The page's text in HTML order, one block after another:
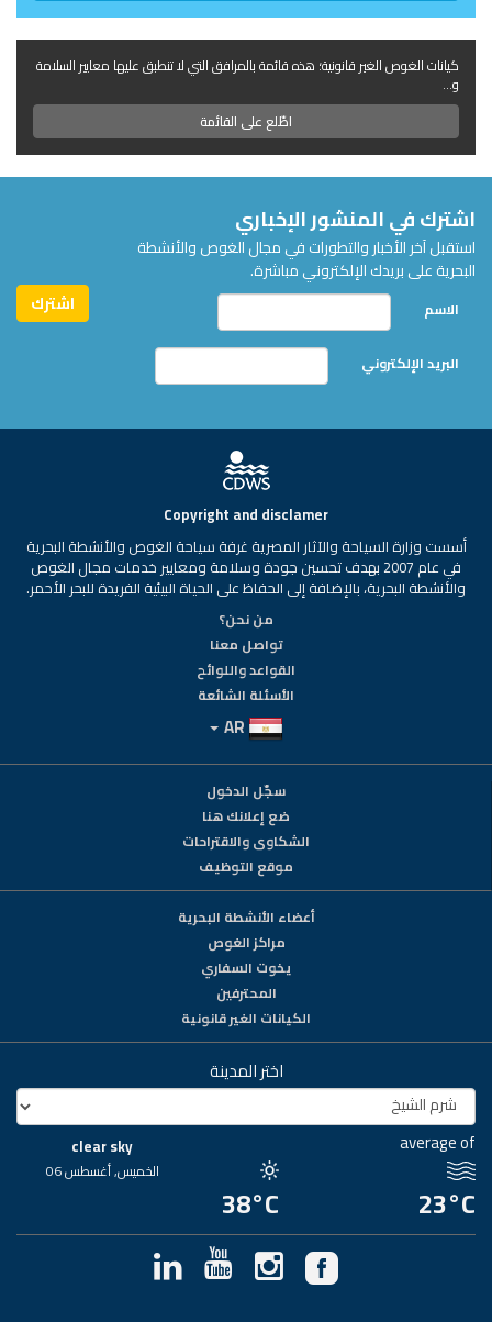
كيانات الغوص الغير قانونية؛ هذه قائمة بالمرافق التي لا تنطبق عليها معايير السلامة
و...
اطّلع على القائمة
اشترك في المنشور الإخباري
استقبل آخر الأخبار والتطورات في مجال الغوص والأنشطة
البحرية على بريدك الإلكتروني مباشرة.
الاسم
البريد الإلكتروني
Copyright and disclamer
أسست وزارة السياحة والآثار المصرية غرفة سياحة الغوص والأنشطة البحرية
في عام 2007 بهدف تحسين جودة وسلامة ومعايير خدمات مجال الغوص
والأنشطة البحرية، بالإضافة إلى الحفاظ على الحياة البيئية الفريدة للبحر الأحمر.
من نحن؟
تواصل معنا
القواعد واللوائح
الأسئلة الشائعة
سجّل الدخول
ضع إعلانك هنا
الشكاوى والاقتراحات
موقع التوظيف
أعضاء الأنشطة البحرية
مراكز الغوص
يخوت السفاري
المحترفين
الكيانات الغير قانونية
اختر المدينة
average of
23°C
38°C
clear sky
الخميس, أغسطس 06